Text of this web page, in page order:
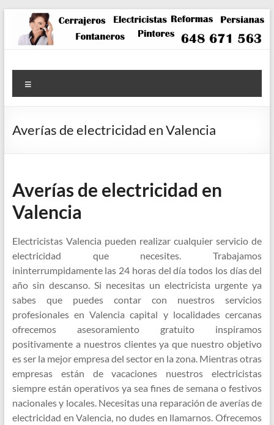
contenido
Averías de electricidad en Valencia
Averías de electricidad en
Valencia
Electricistas Valencia pueden realizar cualquier servicio de
electricidad que necesites. Trabajamos
ininterrumpidamente las 24 horas del día todos los días del
año sin descanso. Si necesitas un electricista urgente ya
sabes que puedes contar con nuestros servicios
profesionales en Valencia capital y localidades cercanas
ofrecemos asesoramiento gratuito inspiramos
positivamente a nuestros clientes ya que nuestro objetivo
es ser la mejor empresa del sector en la zona. Mientras otras
empresas están de vacaciones nuestros electricistas
siempre están operativos ya sea fines de semana o festivos
nacionales y locales. Necesitas una reparación de averías de
electricidad en Valencia, no dudes en llamarnos. Ofrecemos